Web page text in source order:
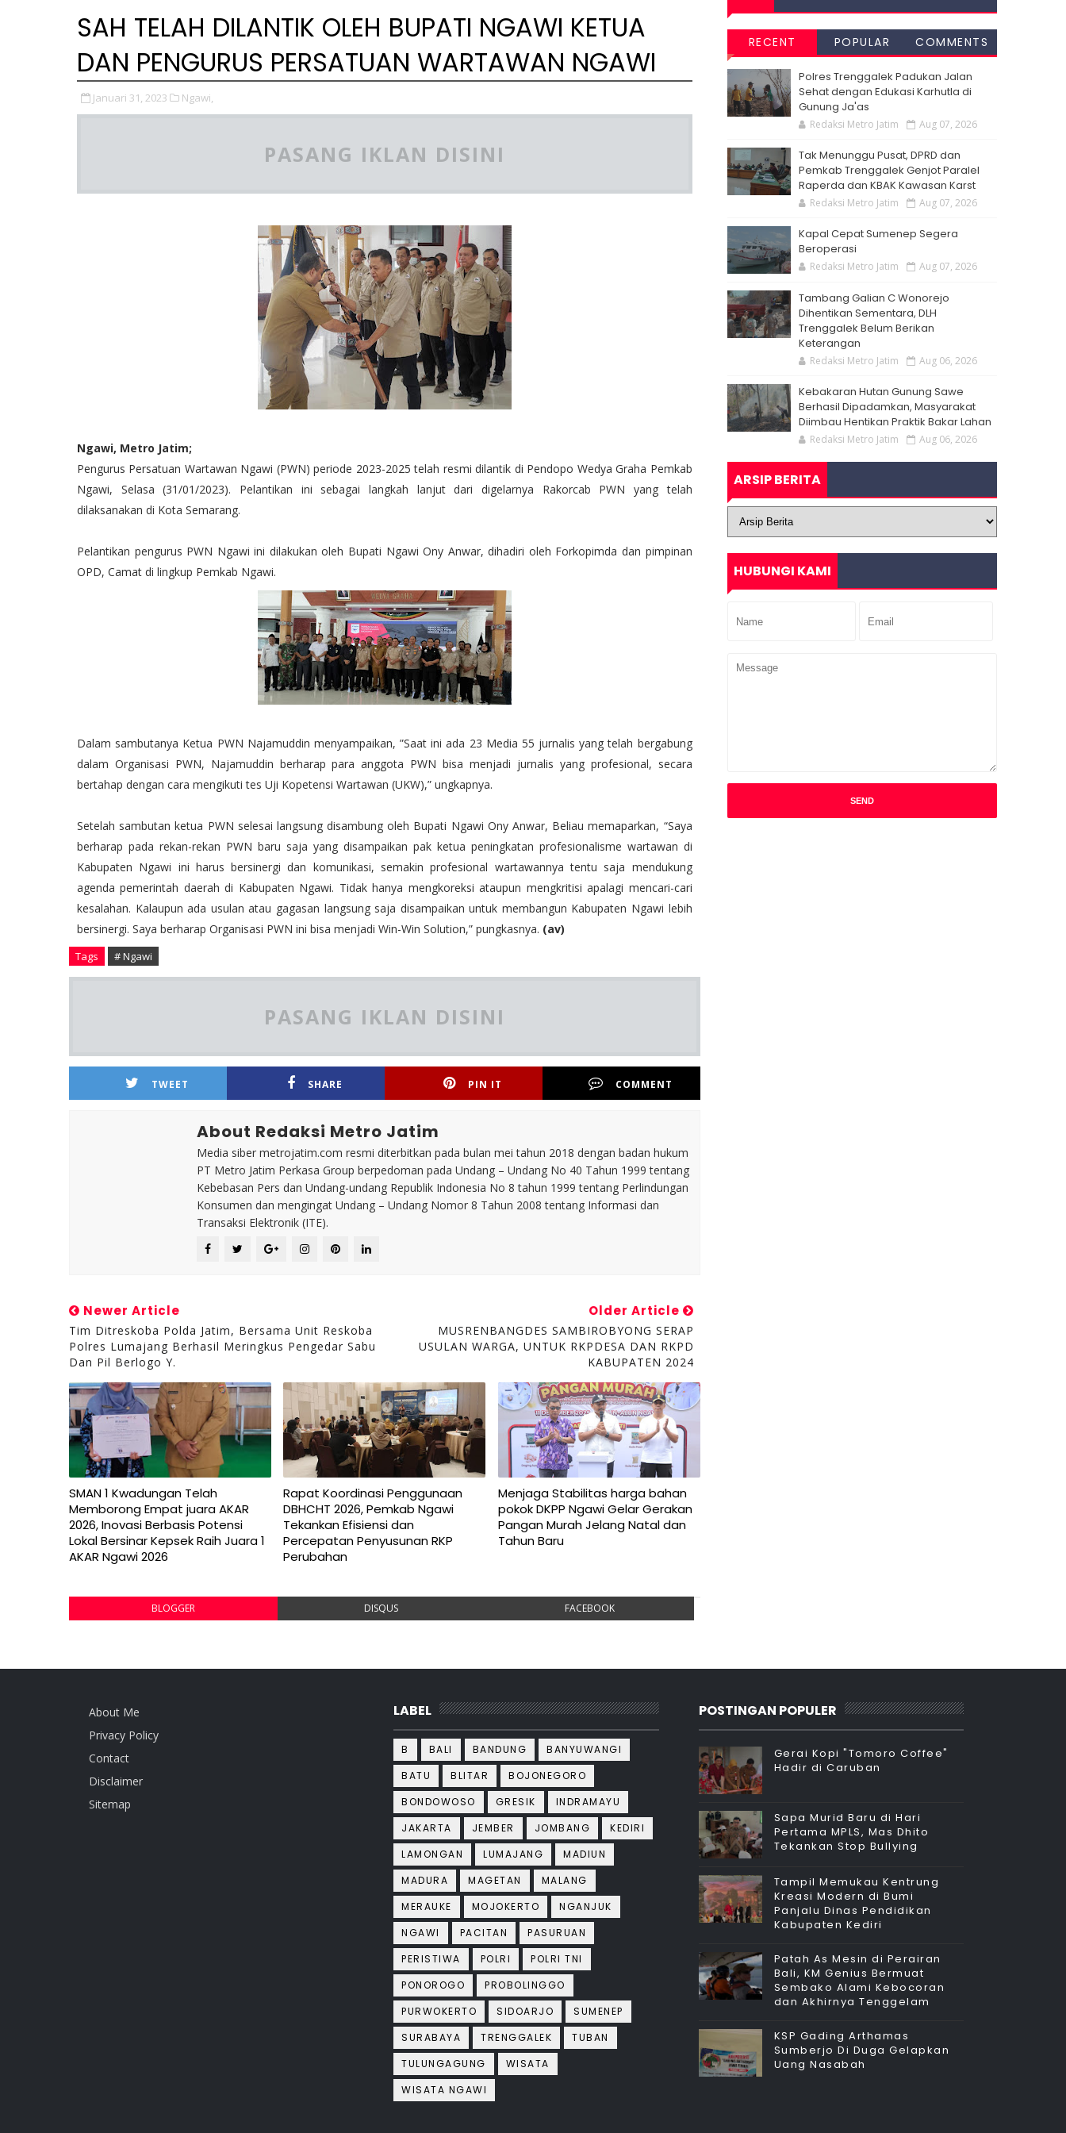
SAH TELAH DILANTIK OLEH BUPATI NGAWI KETUA
DAN PENGURUS PERSATUAN WARTAWAN NGAWI
Januari 31, 2023 Ngawi,
PASANG IKLAN DISINI
Ngawi, Metro Jatim;
Pengurus Persatuan Wartawan Ngawi (PWN) periode 2023-2025 telah resmi dilantik di Pendopo Wedya Graha Pemkab
Ngawi, Selasa (31/01/2023). Pelantikan ini sebagai langkah lanjut dari digelarnya Rakorcab PWN yang telah
dilaksanakan di Kota Semarang.
Pelantikan pengurus PWN Ngawi ini dilakukan oleh Bupati Ngawi Ony Anwar, dihadiri oleh Forkopimda dan pimpinan
OPD, Camat di lingkup Pemkab Ngawi.
Dalam sambutanya Ketua PWN Najamuddin menyampaikan, ”Saat ini ada 23 Media 55 jurnalis yang telah bergabung
dalam Organisasi PWN, Najamuddin berharap para anggota PWN bisa menjadi jurnalis yang profesional, secara
bertahap dengan cara mengikuti tes Uji Kopetensi Wartawan (UKW),” ungkapnya.
Setelah sambutan ketua PWN selesai langsung disambung oleh Bupati Ngawi Ony Anwar, Beliau memaparkan, “Saya
berharap pada rekan-rekan PWN baru saja yang disampaikan pak ketua peningkatan profesionalisme wartawan di
Kabupaten Ngawi ini harus bersinergi dan komunikasi, semakin profesional wartawannya tentu saja mendukung
agenda pemerintah daerah di Kabupaten Ngawi. Tidak hanya mengkoreksi ataupun mengkritisi apalagi mencari-cari
kesalahan. Kalaupun ada usulan atau gagasan langsung saja disampaikan untuk membangun Kabupaten Ngawi lebih
bersinergi. Saya berharap Organisasi PWN ini bisa menjadi Win-Win Solution,” pungkasnya. (av)
Tags # Ngawi
PASANG IKLAN DISINI
TWEET SHARE PIN IT COMMENT
About Redaksi Metro Jatim
Media siber metrojatim.com resmi diterbitkan pada bulan mei tahun 2018 dengan badan hukum
PT Metro Jatim Perkasa Group berpedoman pada Undang – Undang No 40 Tahun 1999 tentang
Kebebasan Pers dan Undang-undang Republik Indonesia No 8 tahun 1999 tentang Perlindungan
Konsumen dan mengingat Undang – Undang Nomor 8 Tahun 2008 tentang Informasi dan
Transaksi Elektronik (ITE).
Newer Article
Tim Ditreskoba Polda Jatim, Bersama Unit Reskoba
Polres Lumajang Berhasil Meringkus Pengedar Sabu
Dan Pil Berlogo Y.
Older Article
MUSRENBANGDES SAMBIROBYONG SERAP
USULAN WARGA, UNTUK RKPDESA DAN RKPD
KABUPATEN 2024
SMAN 1 Kwadungan Telah
Memborong Empat juara AKAR
2026, Inovasi Berbasis Potensi
Lokal Bersinar Kepsek Raih Juara 1
AKAR Ngawi 2026
Rapat Koordinasi Penggunaan
DBHCHT 2026, Pemkab Ngawi
Tekankan Efisiensi dan
Percepatan Penyusunan RKP
Perubahan
Menjaga Stabilitas harga bahan
pokok DKPP Ngawi Gelar Gerakan
Pangan Murah Jelang Natal dan
Tahun Baru
BLOGGER DISQUS FACEBOOK
RECENT POPULAR COMMENTS
Polres Trenggalek Padukan Jalan
Sehat dengan Edukasi Karhutla di
Gunung Ja'as
Redaksi Metro Jatim Aug 07, 2026
Tak Menunggu Pusat, DPRD dan
Pemkab Trenggalek Genjot Paralel
Raperda dan KBAK Kawasan Karst
Redaksi Metro Jatim Aug 07, 2026
Kapal Cepat Sumenep Segera
Beroperasi
Redaksi Metro Jatim Aug 07, 2026
Tambang Galian C Wonorejo
Dihentikan Sementara, DLH
Trenggalek Belum Berikan
Keterangan
Redaksi Metro Jatim Aug 06, 2026
Kebakaran Hutan Gunung Sawe
Berhasil Dipadamkan, Masyarakat
Diimbau Hentikan Praktik Bakar Lahan
Redaksi Metro Jatim Aug 06, 2026
ARSIP BERITA
HUBUNGI KAMI
About Me
Privacy Policy
Contact
Disclaimer
Sitemap
LABEL
B BALI BANDUNG
BANYUWANGI
BATU
BLITAR
BOJONEGORO
BONDOWOSO
GRESIK
INDRAMAYU
JAKARTA
JEMBER JOMBANG
KEDIRI
LAMONGAN
LUMAJANG
MADIUN
MADURA
MAGETAN
MALANG
MERAUKE
MOJOKERTO
NGANJUK
NGAWI
PACITAN
PASURUAN
PERISTIWA
POLRI
POLRI TNI
PONOROGO
PROBOLINGGO
PURWOKERTO
SIDOARJO
SUMENEP
SURABAYA
TRENGGALEK
TUBAN
TULUNGAGUNG
WISATA
WISATA NGAWI
POSTINGAN POPULER
Gerai Kopi "Tomoro Coffee"
Hadir di Caruban
Sapa Murid Baru di Hari
Pertama MPLS, Mas Dhito
Tekankan Stop Bullying
Tampil Memukau Kentrung
Kreasi Modern di Bumi
Panjalu Dinas Pendidikan
Kabupaten Kediri
Patah As Mesin di Perairan
Bali, KM Genius Bermuat
Sembako Alami Kebocoran
dan Akhirnya Tenggelam
KSP Gading Arthamas
Sumberjo Di Duga Gelapkan
Uang Nasabah